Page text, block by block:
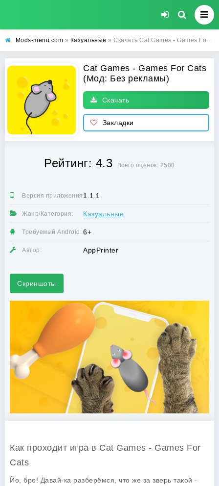
Mods-menu.com » Казуальные » Скачать Cat Games - Games For Cats Взлом (Без рекламы) на Андроид
Cat Games - Games For Cats
(Мод: Без рекламы)
Скачать
Закладки
Рейтинг: 4.3 Всего оценок: 2500
Версия приложения:1.1.1
Жанр/Категория: Казуальные
Требуемый Android: 6+
Автор: AppPrinter
Скриншоты
Как проходит игра в Cat Games - Games For
Cats
Йо, бро! Давай-ка разберёмся, что же за зверь такой -